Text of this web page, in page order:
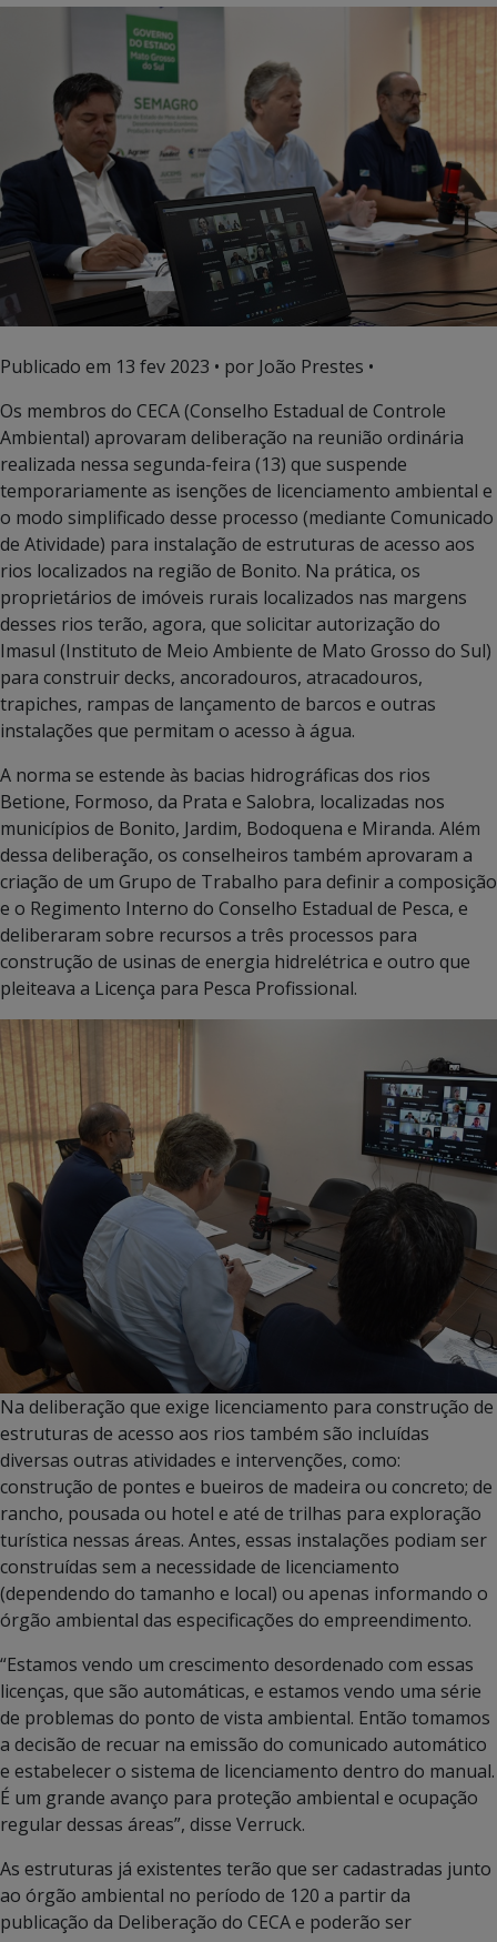
Publicado em 13 fev 2023 • por João Prestes •
Os membros do CECA (Conselho Estadual de Controle
Ambiental) aprovaram deliberação na reunião ordinária
realizada nessa segunda-feira (13) que suspende
temporariamente as isenções de licenciamento ambiental e
o modo simplificado desse processo (mediante Comunicado
de Atividade) para instalação de estruturas de acesso aos
rios localizados na região de Bonito. Na prática, os
proprietários de imóveis rurais localizados nas margens
desses rios terão, agora, que solicitar autorização do
Imasul (Instituto de Meio Ambiente de Mato Grosso do Sul)
para construir decks, ancoradouros, atracadouros,
trapiches, rampas de lançamento de barcos e outras
instalações que permitam o acesso à água.
A norma se estende às bacias hidrográficas dos rios
Betione, Formoso, da Prata e Salobra, localizadas nos
municípios de Bonito, Jardim, Bodoquena e Miranda. Além
dessa deliberação, os conselheiros também aprovaram a
criação de um Grupo de Trabalho para definir a composição
e o Regimento Interno do Conselho Estadual de Pesca, e
deliberaram sobre recursos a três processos para
construção de usinas de energia hidrelétrica e outro que
pleiteava a Licença para Pesca Profissional.
Na deliberação que exige licenciamento para construção de
estruturas de acesso aos rios também são incluídas
diversas outras atividades e intervenções, como:
construção de pontes e bueiros de madeira ou concreto; de
rancho, pousada ou hotel e até de trilhas para exploração
turística nessas áreas. Antes, essas instalações podiam ser
construídas sem a necessidade de licenciamento
(dependendo do tamanho e local) ou apenas informando o
órgão ambiental das especificações do empreendimento.
“Estamos vendo um crescimento desordenado com essas
licenças, que são automáticas, e estamos vendo uma série
de problemas do ponto de vista ambiental. Então tomamos
a decisão de recuar na emissão do comunicado automático
e estabelecer o sistema de licenciamento dentro do manual.
É um grande avanço para proteção ambiental e ocupação
regular dessas áreas”, disse Verruck.
As estruturas já existentes terão que ser cadastradas junto
ao órgão ambiental no período de 120 a partir da
publicação da Deliberação do CECA e poderão ser